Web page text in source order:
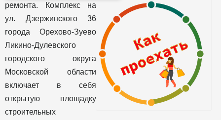
ремонта. Комплекс на
ул. Дзержинского 36
города Орехово-Зуево
Ликино-Дулевского
городского округа
Московской области
включает в себя
открытую площадку
строительных